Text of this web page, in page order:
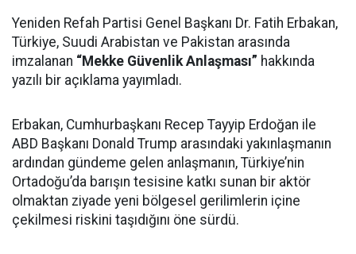
Yeniden Refah Partisi Genel Başkanı Dr. Fatih Erbakan,
Türkiye, Suudi Arabistan ve Pakistan arasında
imzalanan “Mekke Güvenlik Anlaşması” hakkında
yazılı bir açıklama yayımladı.
Erbakan, Cumhurbaşkanı Recep Tayyip Erdoğan ile
ABD Başkanı Donald Trump arasındaki yakınlaşmanın
ardından gündeme gelen anlaşmanın, Türkiye’nin
Ortadoğu’da barışın tesisine katkı sunan bir aktör
olmaktan ziyade yeni bölgesel gerilimlerin içine
çekilmesi riskini taşıdığını öne sürdü.